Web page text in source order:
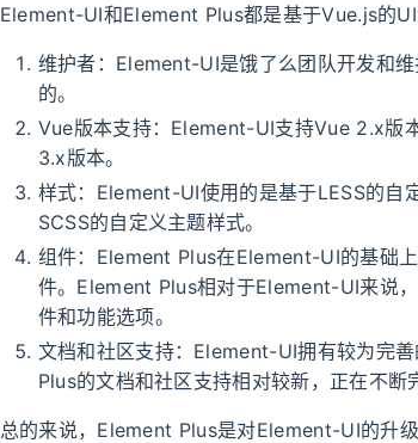
Element-UI和Element Plus都是基于Vue.js的UI
维护者：Element-UI是饿了么团队开发和
的。
Vue版本支持：Element-UI支持Vue 2.x版
3.x版本。
样式：Element-UI使用的是基于LESS的自
SCSS的自定义主题样式。
组件：Element Plus在Element-UI的基础
件。Element Plus相对于Element-UI来说
件和功能选项。
文档和社区支持：Element-UI拥有较为完
Plus的文档和社区支持相对较新，正在不断
总的来说，Element Plus是对Element-UI的升